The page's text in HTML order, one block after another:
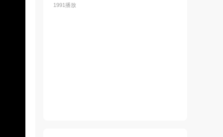
1991播放